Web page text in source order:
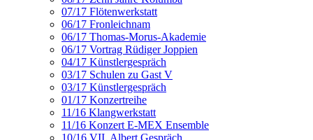
07/17 Flötenwerkstatt
06/17 Fronleichnam
06/17 Thomas-Morus-Akademie
06/17 Vortrag Rüdiger Joppien
04/17 Künstlergespräch
03/17 Schulen zu Gast V
03/17 Künstlergespräch
01/17 Konzertreihe
11/16 Klangwerkstatt
11/16 Konzert E-MEX Ensemble
10/16 VII. Albert Gespräch